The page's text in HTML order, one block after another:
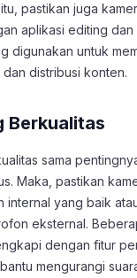
pastikan juga
aplikasi editing dan
digunakan untuk
distribusi konten.
Berkualitas
sama
Maka, pastikan
internal yang baik
eksternal.
dengan fitur
mengurangi